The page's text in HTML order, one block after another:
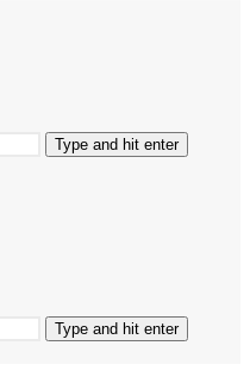
Type and hit enter
Type and hit enter